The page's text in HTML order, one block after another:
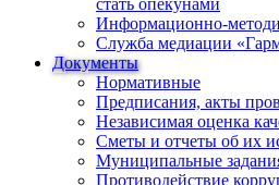
стать опекунами
Информационно-
Служба медиации
Документы
Нормативные
Предписания, акты
Независимая оценка
Сметы и отчеты об их
Муниципальные
Противодействие